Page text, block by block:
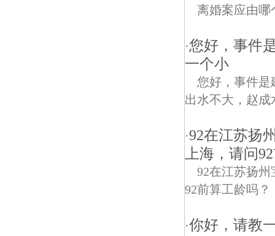
离婚案应由哪
·您好，事件
一个小
您好，事件是
出水不大，赵
·92在江苏扬
上海，请问
92在江苏扬
92前算工龄吗？
·你好，请教